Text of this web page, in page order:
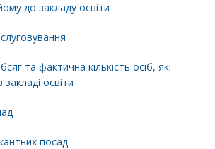
до закладу освіти
та фактична кількість осіб, які
освіти
посад